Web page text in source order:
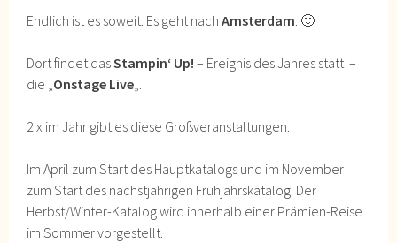
Endlich ist es soweit. Es geht nachAmsterdam. 🙂
Dort findet dasStampin‘ Up! – Ereignis des Jahres statt –
die „Onstage Live„.
2 x im Jahr gibt es diese Großveranstaltungen.
Im April zum Start des Hauptkatalogs und im November
zum Start des nächstjährigen Frühjahrskatalog. Der
Herbst/Winter-Katalog wird innerhalb einer Prämien-Reise
im Sommer vorgestellt.